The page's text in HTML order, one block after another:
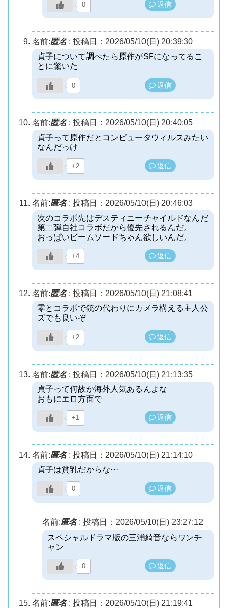
0 返信
名前:匿名: 投稿日：2026/05/10(日) 20:39:30
貞子について調べたら原作がSFになってるこ
とに驚いた
0 返信
名前:匿名: 投稿日：2026/05/10(日) 20:40:05
貞子って原作だとコンピュータウィルスみたい
なんだっけ
+2 返信
名前:匿名: 投稿日：2026/05/10(日) 20:46:03
次のコラボ先はデスティニーチャイルドなんだ
第二弾自社コラボだから優先されるんだ。
おっぱいビームソードちゃん欲しいんだ。
+4 返信
名前:匿名: 投稿日：2026/05/10(日) 21:08:41
零とコラボで銃の代わりにカメラ構える主人公
ズでも良いぞ
+2 返信
名前:匿名: 投稿日：2026/05/10(日) 21:13:35
貞子って何故か海外人気あるんよな
おもにエロ方面で
+1 返信
名前:匿名: 投稿日：2026/05/10(日) 21:14:10
貞子は貧乳だからな···
0 返信
名前:匿名: 投稿日：2026/05/10(日) 23:27:12
スペシャルドラマ版の三浦綺音ならワンチ
ャン
0 返信
名前:匿名: 投稿日：2026/05/10(日) 21:19:41